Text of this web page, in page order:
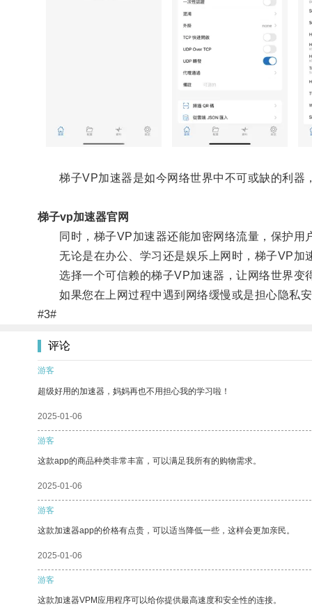
梯子VP加速器是如今网络世界中不可或缺的利器
梯子vp加速器官网
同时，梯子VP加速器还能加密网络流量，保护用
无论是在办公、学习还是娱乐上网时，梯子VP加
选择一个可信赖的梯子VP加速器，让网络世界变
如果您在上网过程中遇到网络缓慢或是担心隐私安
#3#
评论
游客
超级好用的加速器，妈妈再也不用担心我的学习啦！
2025-01-06
游客
这款app的商品种类非常丰富，可以满足我所有的购物需求。
2025-01-06
游客
这款加速器app的价格有点贵，可以适当降低一些，这样会更加亲民。
2025-01-06
游客
这款加速器VPM应用程序可以给你提供最高速度和安全性的连接。